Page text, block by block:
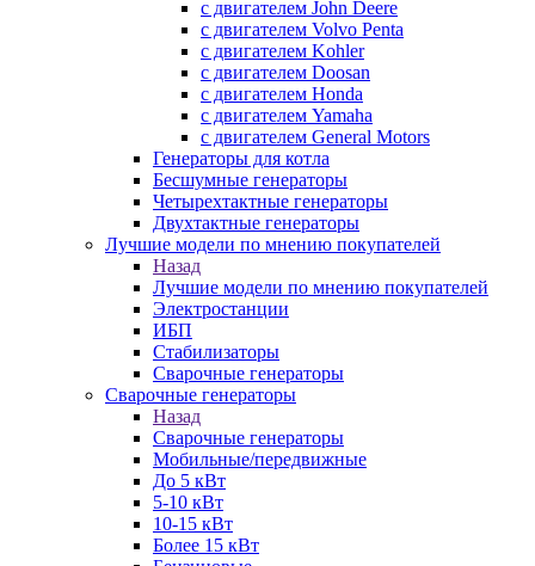
с двигателем John Deere
с двигателем Volvo Penta
с двигателем Kohler
с двигателем Doosan
с двигателем Honda
с двигателем Yamaha
с двигателем General Motors
Генераторы для котла
Бесшумные генераторы
Четырехтактные генераторы
Двухтактные генераторы
Лучшие модели по мнению покупателей
Назад
Лучшие модели по мнению покупателей
Электростанции
ИБП
Стабилизаторы
Сварочные генераторы
Сварочные генераторы
Назад
Сварочные генераторы
Мобильные/передвижные
До 5 кВт
5-10 кВт
10-15 кВт
Более 15 кВт